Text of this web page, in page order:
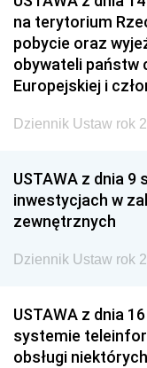
na terytorium
pobycie oraz
obywateli państw
Europejskiej i
Dziennik Ustaw rok
USTAWA z dnia 9
inwestycjach w
zewnętrznych
Dziennik Ustaw rok
USTAWA z dnia
systemie
obsługi